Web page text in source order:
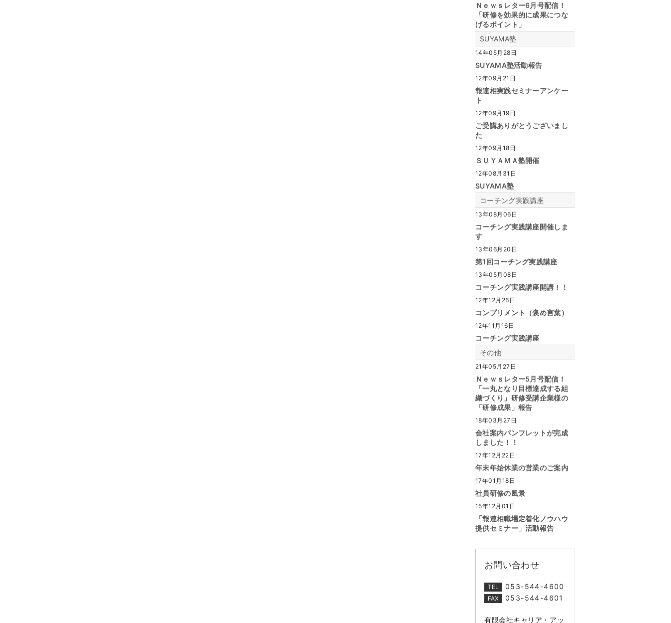
Ｎｅｗｓレター6月号配信！
「研修を効果的に成果につな
げるポイント」
SUYAMA塾
14年05月28日
SUYAMA塾活動報告
12年09月21日
報連相実践セミナーアンケー
ト
12年09月19日
ご受講ありがとうございまし
た
12年09月18日
ＳＵＹＡＭＡ塾開催
12年08月31日
SUYAMA塾
コーチング実践講座
13年08月06日
コーチング実践講座開催しま
す
13年06月20日
第1回コーチング実践講座
13年05月08日
コーチング実践講座開講！！
12年12月26日
コンプリメント（褒め言葉）
12年11月16日
コーチング実践講座
その他
21年05月27日
Ｎｅｗｓレター5月号配信！
「一丸となり目標達成する組
織づくり」研修受講企業様の
「研修成果」報告
18年03月27日
会社案内パンフレットが完成
しました！！
17年12月22日
年末年始休業の営業のご案内
17年01月18日
社員研修の風景
15年12月01日
「報連相職場定着化ノウハウ
提供セミナー」活動報告
お問い合わせ
TEL 053-544-4600
FAX 053-544-4601
有限会社キャリア・アッ